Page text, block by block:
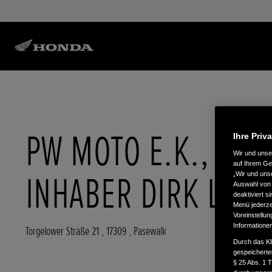
PW MOTO E.K.,
INHABER DIRK
Torgelower Straße 21 , 17309 , Pasewalk
Ihre
Wir und
auf Ihrem
„Wir und
Auswahl
deaktiviert
Menü
Durch das
§ 25 Abs. 1